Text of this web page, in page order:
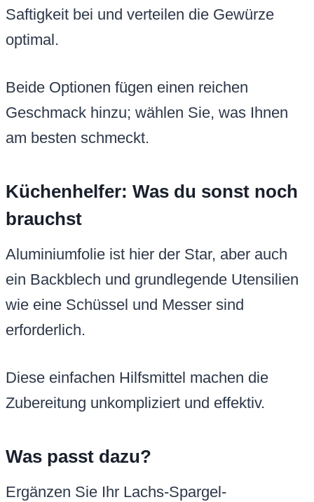
Saftigkeit bei und verteilen die Gewürze
optimal.
Beide Optionen fügen einen reichen
Geschmack hinzu; wählen Sie, was Ihnen
am besten schmeckt.
Küchenhelfer: Was du sonst noch
brauchst
Aluminiumfolie ist hier der Star, aber auch
ein Backblech und grundlegende Utensilien
wie eine Schüssel und Messer sind
erforderlich.
Diese einfachen Hilfsmittel machen die
Zubereitung unkompliziert und effektiv.
Was passt dazu?
Ergänzen Sie Ihr Lachs-Spargel-